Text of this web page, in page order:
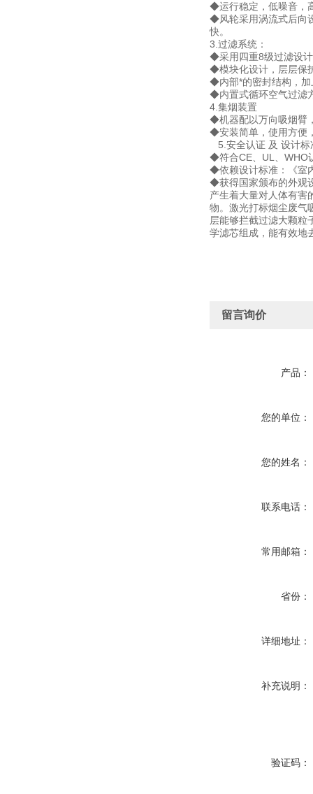
◆运行稳定，低噪音，
◆风轮采用涡流式后向
快。
3.过滤系统：
◆采用四重8级过滤设
◆模块化设计，层层保
◆内部*的密封结构，加
◆内置式循环空气过滤
4.集烟装置
◆机器配以万向吸烟臂
◆安装简单，使用方便
5.安全认证 及 设计标
◆符合CE、UL、WHO
◆依赖设计标准：《室
◆获得国家颁布的外观
产生着大量对人体有害
物。激光打标烟尘废气
层能够拦截过滤大颗粒
学滤芯组成，能有效地
留言询价
产品：
您的单位：
您的姓名：
联系电话：
常用邮箱：
省份：
详细地址：
补充说明：
验证码：